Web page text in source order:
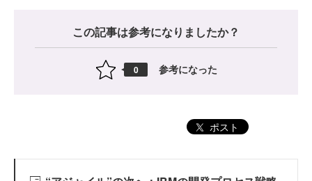
この記事は参考になりましたか？
0 参考になった
ポスト